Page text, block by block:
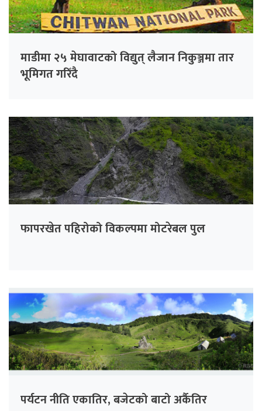
माडीमा २५ मेघावाटको विद्युत् लैजान निकुञ्जमा तार
भूमिगत गरिँदै
फापरखेत पहिरोको विकल्पमा मोटरेबल पुल
पर्यटन नीति एकातिर, बजेटको बाटो अर्कैतिर